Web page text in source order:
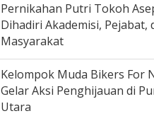
Pernikahan Putri Tokoh
Dihadiri Akademisi, Pejabat,
Masyarakat
Kelompok Muda Bikers For
Gelar Aksi Penghijauan di
Utara